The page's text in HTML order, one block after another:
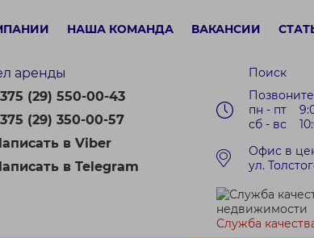
НАША КОМАНДА ВАКАНСИИ
аренды
(29) 550-00-43
(29) 350-00-57
в Viber
в Telegram
Поиск
пн - пт
сб - вс
Офис в
ул.
Служба